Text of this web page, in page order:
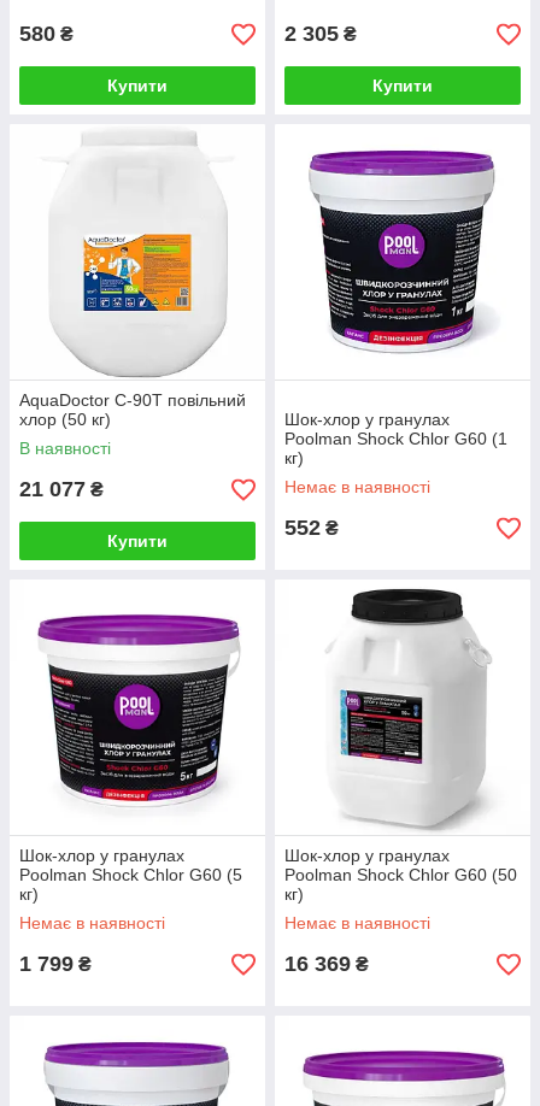
580 ₴
Купити
2 305 ₴
Купити
AquaDoctor C-90T повільний
хлор (50 кг)
В наявності
21 077 ₴
Купити
Шок-хлор у гранулах
Poolman Shock Chlor G60 (1
кг)
Немає в наявності
552 ₴
Шок-хлор у гранулах
Poolman Shock Chlor G60 (5
кг)
Немає в наявності
1 799 ₴
Шок-хлор у гранулах
Poolman Shock Chlor G60 (50
кг)
Немає в наявності
16 369 ₴